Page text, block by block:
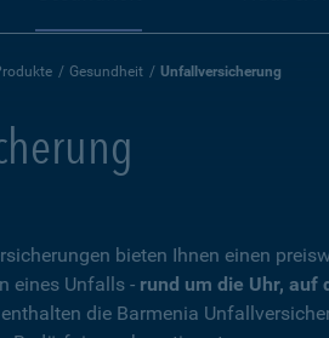
Gesundheit Unfallversicherung
bieten Ihnen einen
eines Unfalls - rund um die Uhr, auf
die Barmenia